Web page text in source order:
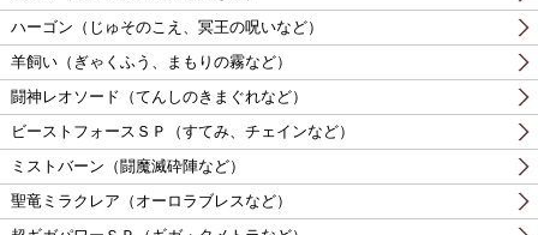
ハーゴン（じゅそのこえ、冥王の呪いなど）
羊飼い（ぎゃくふう、まもりの霧など）
闘神レオソード（てんしのきまぐれなど）
ビーストフォースＳＰ（すてみ、チェインなど）
ミストバーン（闘魔滅砕陣など）
聖竜ミラクレア（オーロラブレスなど）